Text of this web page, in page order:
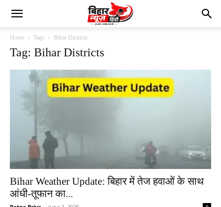
Home Tags Bihar Districts
Tag: Bihar Districts
Bihar Weather Update: बिहार में तेज हवाओं के साथ
आंधी-तूफान का...